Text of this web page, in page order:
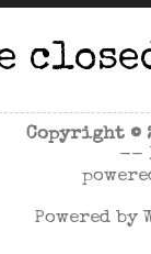
Copyright ©
--
Powered by